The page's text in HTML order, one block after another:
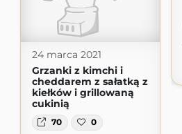
24 marca 2021
Grzanki z kimchi i
cheddarem z sałatką z
kiełków i grillowaną
cukinią
70 0